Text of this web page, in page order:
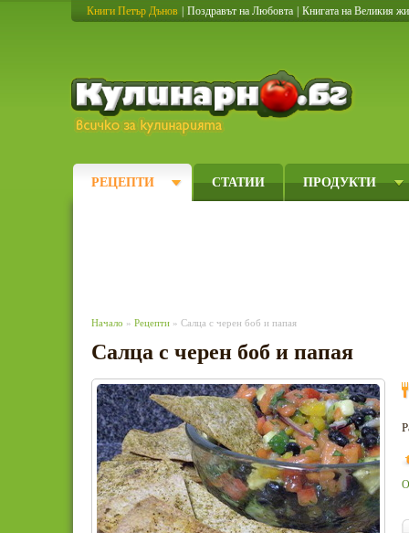
Книги Петър Дънов Поздравът на Любовта Книгата на Великия
РЕЦЕПТИ СТАТИИ ПРОДУКТИ
Начало » Рецепти » Салца с черен боб и папая
Салца с черен боб и папая